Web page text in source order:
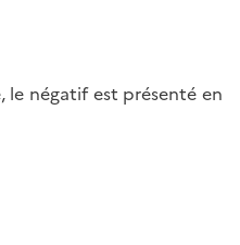
le négatif est présenté en